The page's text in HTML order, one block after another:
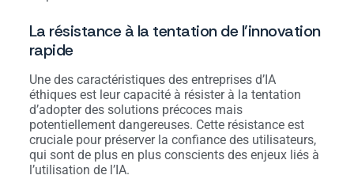
La résistance à la tentation de l’innovation
rapide
Une des caractéristiques des entreprises d’IA
éthiques est leur capacité à résister à la tentation
d’adopter des solutions précoces mais
potentiellement dangereuses. Cette résistance est
cruciale pour préserver la confiance des utilisateurs,
qui sont de plus en plus conscients des enjeux liés à
l’utilisation de l’IA.